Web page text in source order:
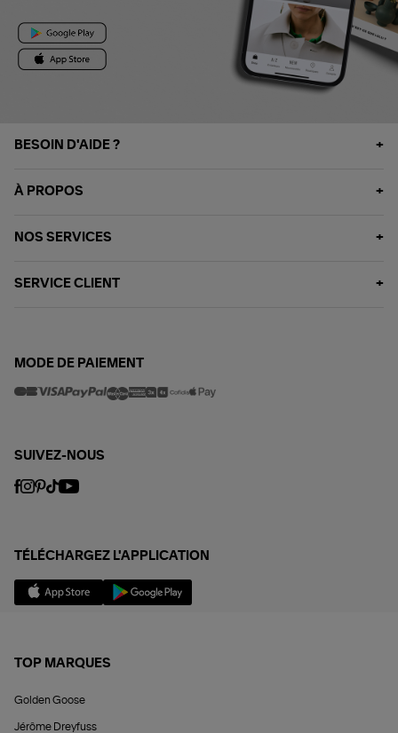
BESOIN D'AIDE ?
À PROPOS
NOS SERVICES
SERVICE CLIENT
MODE DE PAIEMENT
SUIVEZ-NOUS
TÉLÉCHARGEZ L'APPLICATION
TOP MARQUES
Golden Goose
Jérôme Dreyfuss